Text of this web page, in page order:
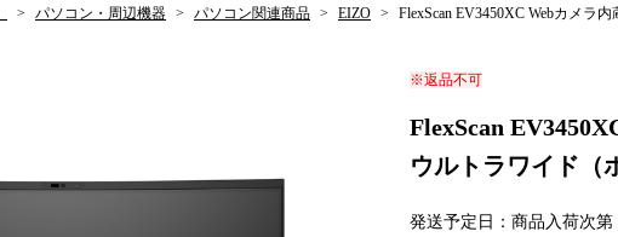
パソコン・周辺機器 パソコン関連商品 EIZO FlexScan EV3450XC Webカメラ
※返品不可
FlexScan
ウルトラワイド（
発送予定日：商品入荷次